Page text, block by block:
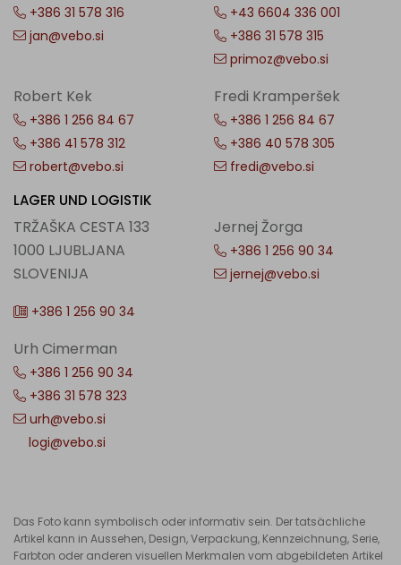
+386 31 578 316
jan@vebo.si
+43 6604 336 001
+386 31 578 315
primoz@vebo.si
Robert Kek
+386 1 256 84 67
+386 41 578 312
robert@vebo.si
Fredi Kramperšek
+386 1 256 84 67
+386 40 578 305
fredi@vebo.si
LAGER UND LOGISTIK
TRŽAŠKA CESTA 133
1000 LJUBLJANA
SLOVENIJA
+386 1 256 90 34
Urh Cimerman
+386 1 256 90 34
+386 31 578 323
urh@vebo.si
logi@vebo.si
Jernej Žorga
+386 1 256 90 34
jernej@vebo.si
Das Foto kann symbolisch oder informativ sein. Der tatsächliche
Artikel kann in Aussehen, Design, Verpackung, Kennzeichnung, Serie,
Farbton oder anderen visuellen Merkmalen vom abgebildeten Artikel